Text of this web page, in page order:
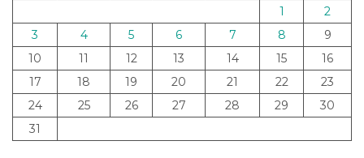
1
2
3
4 5 6 7 8
9
10
11 12 13 14 15
16
17
18 19 20 21 22
23
24
25 26 27 28 29
30
31